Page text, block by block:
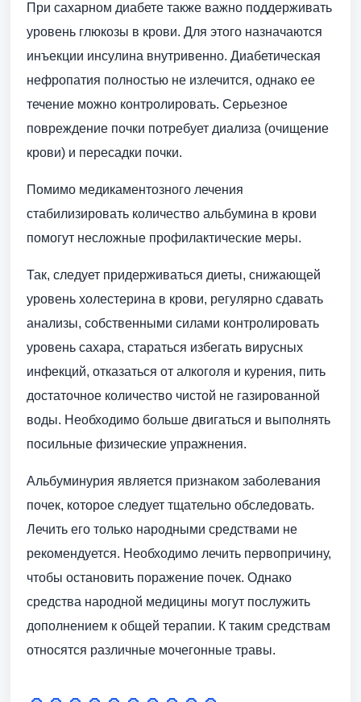
При сахарном диабете также важно поддерживать
уровень глюкозы в крови. Для этого назначаются
инъекции инсулина внутривенно. Диабетическая
нефропатия полностью не излечится, однако ее
течение можно контролировать. Серьезное
повреждение почки потребует диализа (очищение
крови) и пересадки почки.
Помимо медикаментозного лечения
стабилизировать количество альбумина в крови
помогут несложные профилактические меры.
Так, следует придерживаться диеты, снижающей
уровень холестерина в крови, регулярно сдавать
анализы, собственными силами контролировать
уровень сахара, стараться избегать вирусных
инфекций, отказаться от алкоголя и курения, пить
достаточное количество чистой не газированной
воды. Необходимо больше двигаться и выполнять
посильные физические упражнения.
Альбуминурия является признаком заболевания
почек, которое следует тщательно обследовать.
Лечить его только народными средствами не
рекомендуется. Необходимо лечить первопричину,
чтобы остановить поражение почек. Однако
средства народной медицины могут послужить
дополнением к общей терапии. К таким средствам
относятся различные мочегонные травы.